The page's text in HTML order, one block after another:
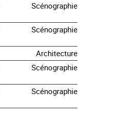
Scénographie
Scénographie
Architecture
Scénographie
Scénographie